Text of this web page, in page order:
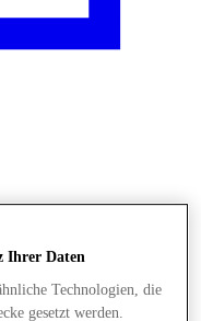
Ihrer Daten
Technologien, die
gesetzt werden.